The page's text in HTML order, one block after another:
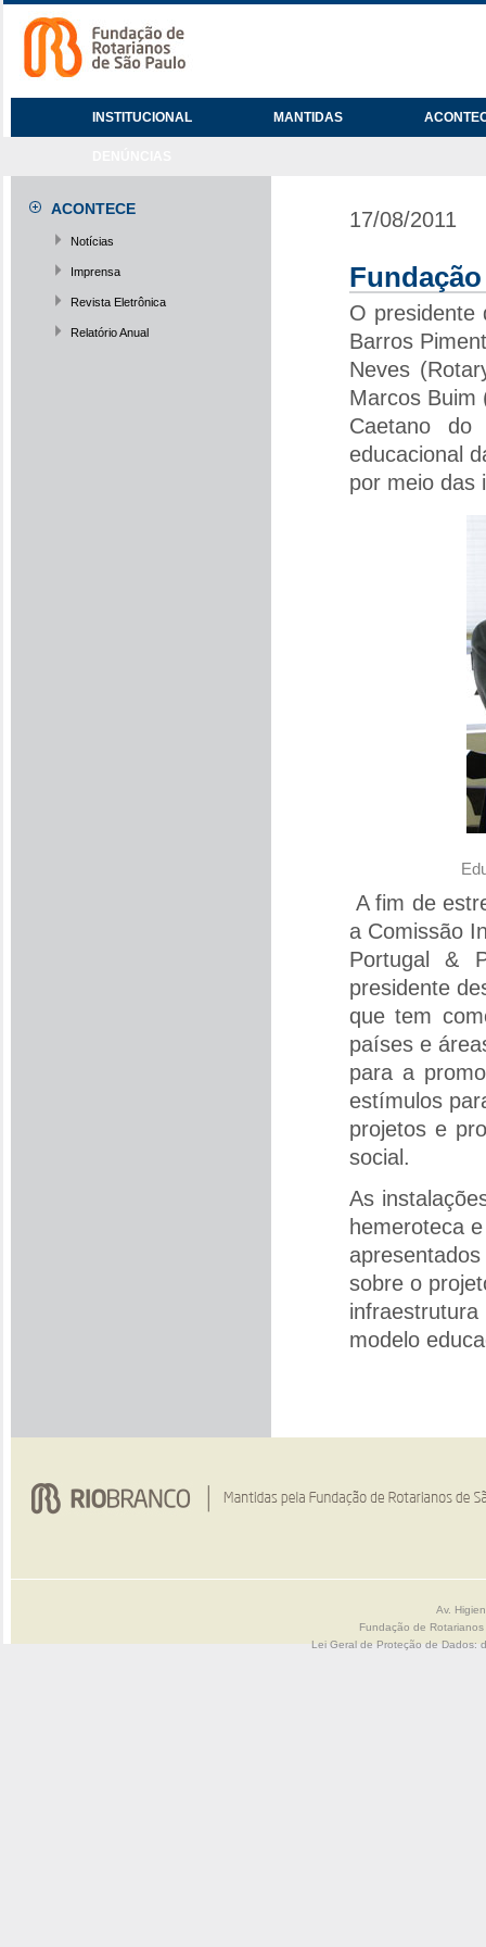
INSTITUCIONAL MANTIDAS
ACONTECE
Notícias
Imprensa
Revista Eletrônica
Relatório Anual
17/08/2011
O presidente
Barros
Neves
Marcos Buim
Caetano
educacional
por meio das
A fim de
a Comissão
Portugal &
presidente
que tem
países e
para a
estímulos
projetos e
social.
As
hemeroteca
sobre o
modelo
Av.
Fundação de
Lei Geral de Proteção de Dados: